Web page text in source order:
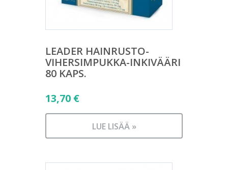
LEADER HAINRUSTO-
VIHERSIMPUKKA-INKIVÄÄRI
80 KAPS.
13,70 €
LUE LISÄÄ »